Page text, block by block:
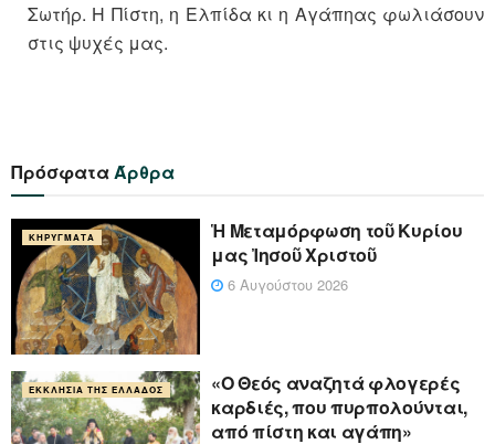
Σωτήρ. Η Πίστη, η Ελπίδα κι η Αγάπηας φωλιάσουν
στις ψυχές μας.
ΠρόσφαταΆρθρα
ΚΗΡΎΓΜΑΤΑ
Ἡ Μεταμόρφωση τοῦ Κυρίου
μας Ἰησοῦ Χριστοῦ
6 Αυγούστου 2026
ΕΚΚΛΗΣΊΑ ΤΗΣ ΕΛΛΆΔΟΣ
«Ο Θεός αναζητά φλογερές
καρδιές, που πυρπολούνται,
από πίστη και αγάπη»